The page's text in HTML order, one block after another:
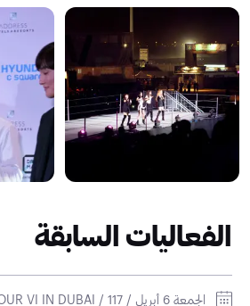
الفعاليات السابقة